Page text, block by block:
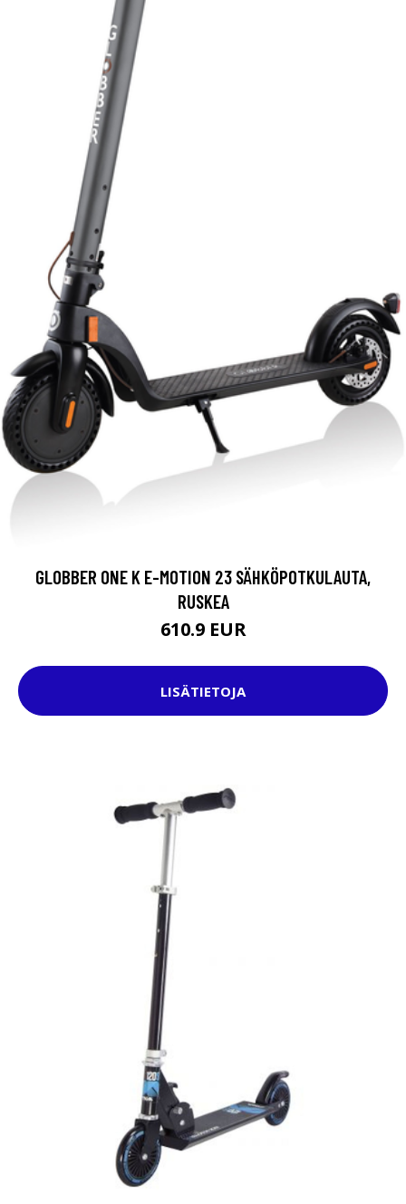
GLOBBER ONE K E-MOTION 23 SÄHKÖPOTKULAUTA,
RUSKEA
610.9 EUR
LISÄTIETOJA